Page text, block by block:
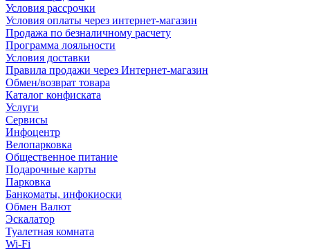
Условия рассрочки
Условия оплаты через интернет-магазин
Продажа по безналичному расчету
Программа лояльности
Условия доставки
Правила продажи через Интернет-магазин
Обмен/возврат товара
Каталог конфиската
Услуги
Сервисы
Инфоцентр
Велопарковка
Общественное питание
Подарочные карты
Парковка
Банкоматы, инфокиоски
Обмен Валют
Эскалатор
Туалетная комната
Wi-Fi